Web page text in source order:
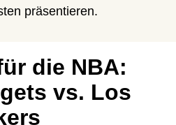
präsentieren.
die NBA:
vs. Los